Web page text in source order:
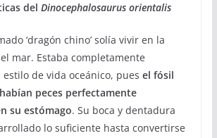
del Dinocephalosaurus orientalis
‘dragón chino’ solía vivir en la
mar. Estaba completamente
de vida oceánico, pues el fósil
peces perfectamente
su estómago. Su boca y dentadura
lo suficiente hasta convertirse